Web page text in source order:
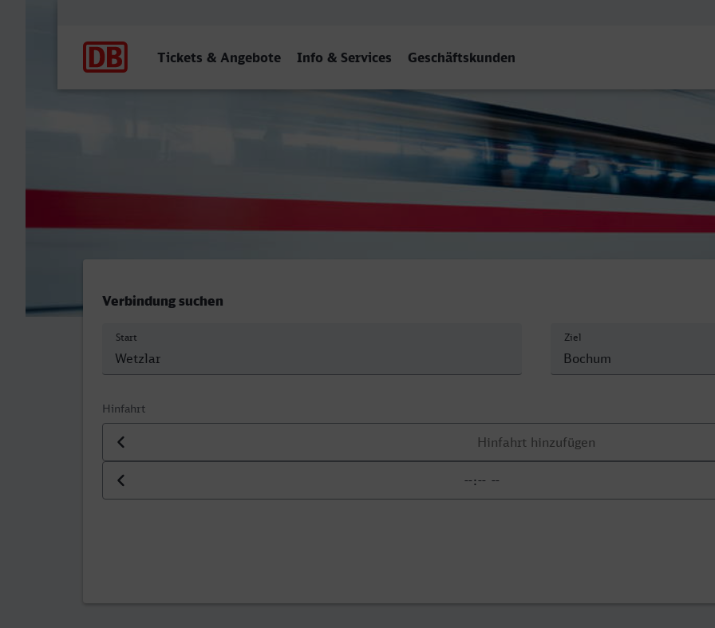
Tickets & Angebote Info & Services Geschäftskunden
Verbindung suchen
Start Ziel
Hinfahrt
Datum der Hinfahrt
Uhrzeit der Hinfahrt